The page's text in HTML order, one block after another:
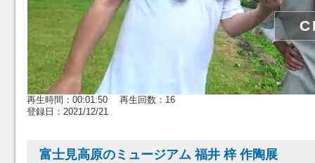
再生時間：00:01:50 再生回数：16
登録日：2021/12/21
富士見高原のミュージアム 福井 梓 作陶展